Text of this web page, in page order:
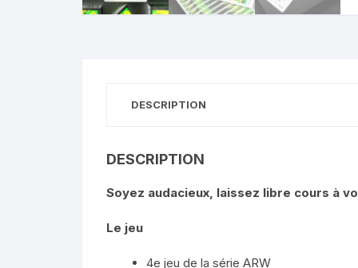
DESCRIPTION
DESCRIPTION
Soyez audacieux, laissez libre cours à
Le jeu
4e jeu de la série ARW